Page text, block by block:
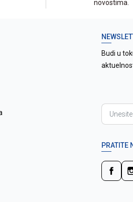
novostima.
Budi u
PRATITE